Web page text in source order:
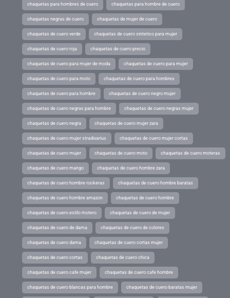
chaquetas para hombres de cuero chaquetas para hombre de cuero
chaquetas negras de cuero chaquetas de mujer de cuero
chaquetas de cuero verde chaquetas de cuero sintetico para mujer
chaquetas de cuero roja chaquetas de cuero precio
chaquetas de cuero para mujer de moda chaquetas de cuero para mujer
chaquetas de cuero para moto chaquetas de cuero para hombres
chaquetas de cuero para hombre chaquetas de cuero negro mujer
chaquetas de cuero negras para hombre chaquetas de cuero negras mujer
chaquetas de cuero negra chaquetas de cuero mujer zara
chaquetas de cuero mujer stradivarius chaquetas de cuero mujer cortas
chaquetas de cuero mujer chaquetas de cuero moto chaquetas de cuero moteras
chaquetas de cuero mango chaquetas de cuero hombre zara
chaquetas de cuero hombre rockeras chaquetas de cuero hombre baratas
chaquetas de cuero hombre amazon chaquetas de cuero hombre
chaquetas de cuero estilo motero chaquetas de cuero de mujer
chaquetas de cuero de dama chaquetas de cuero de colores
chaquetas de cuero dama chaquetas de cuero cortas mujer
chaquetas de cuero cortas chaquetas de cuero chica
chaquetas de cuero cafe mujer chaquetas de cuero cafe hombre
chaquetas de cuero blancas para hombre chaquetas de cuero baratas mujer